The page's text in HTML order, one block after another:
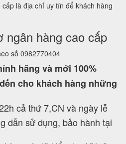
là địa chỉ uy tín để khách hàng
ngân hàng cao cấp
số 0982770404
hãng và mới 100%
cho khách hàng những
cả thứ 7,CN và ngày lễ
dẫn sử dụng, bảo hành tại